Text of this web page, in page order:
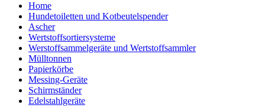
Home
Hundetoiletten und Kotbeutelspender
Ascher
Wertstoffsortiersysteme
Werstoffsammelgeräte und Wertstoffsammler
Mülltonnen
Papierkörbe
Messing-Geräte
Schirmständer
Edelstahlgeräte